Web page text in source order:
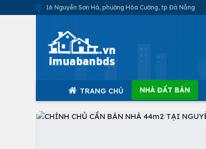
16 Nguyễn Sơn Hà, phường Hòa Cường, tp Đà Nẵng
TRANG CHỦ NHÀ ĐẤT BÁN